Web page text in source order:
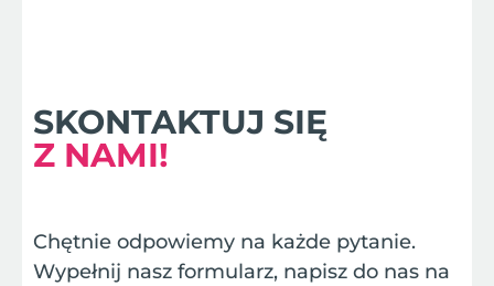
SKONTAKTUJ SIĘ
Z NAMI!
Chętnie odpowiemy na każde pytanie.
Wypełnij nasz formularz, napisz do nas na